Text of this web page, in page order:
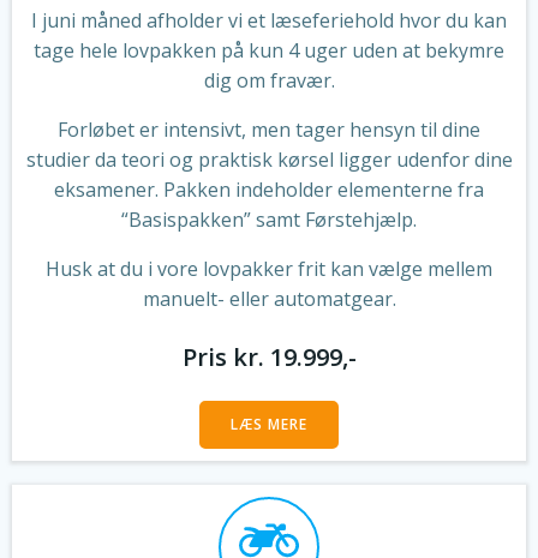
I juni måned afholder vi et læseferiehold hvor du kan
tage hele lovpakken på kun 4 uger uden at bekymre
dig om fravær.
Forløbet er intensivt, men tager hensyn til dine
studier da teori og praktisk kørsel ligger udenfor dine
eksamener. Pakken indeholder elementerne fra
“Basispakken” samt Førstehjælp.
Husk at du i vore lovpakker frit kan vælge mellem
manuelt- eller automatgear.
Pris kr. 19.999,-
LÆS MERE